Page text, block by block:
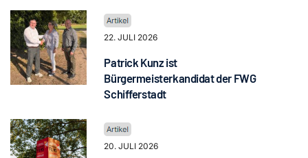
22. JULI 2026
Patrick Kunz ist
Bürgermeisterkandidat der FWG
Schifferstadt
20. JULI 2026